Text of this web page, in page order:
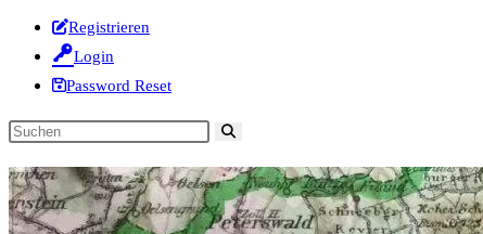
Registrieren
Login
Password Reset
Diese
durchsuchen